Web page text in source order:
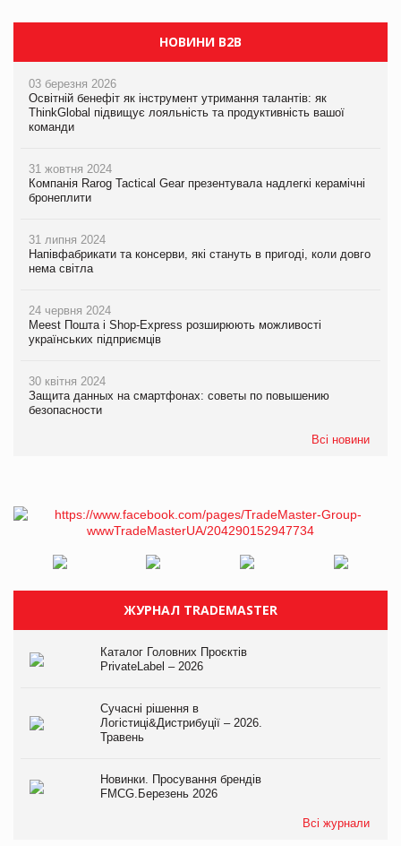
НОВИНИ B2B
03 березня 2026
Освітній бенефіт як інструмент утримання талантів: як
ThinkGlobal підвищує лояльність та продуктивність вашої
команди
31 жовтня 2024
Компанія Rarog Tactical Gear презентувала надлегкі керамічні
бронеплити
31 липня 2024
Напівфабрикати та консерви, які стануть в пригоді, коли довго
нема світла
24 червня 2024
Meest Пошта і Shop-Express розширюють можливості
українських підприємців
30 квітня 2024
Защита данных на смартфонах: советы по повышению
безопасности
Всі новини
ЖУРНАЛ TRADEMASTER
Каталог Головних Проєктів
PrivateLabel – 2026
Сучасні рішення в
Логістиці&Дистрибуції – 2026.
Травень
Новинки. Просування брендів
FMCG.Березень 2026
Всі журнали